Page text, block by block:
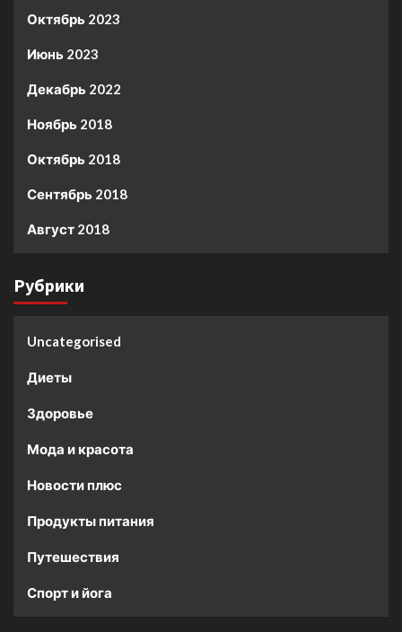
Октябрь 2023
Июнь 2023
Декабрь 2022
Ноябрь 2018
Октябрь 2018
Сентябрь 2018
Август 2018
Рубрики
Uncategorised
Диеты
Здоровье
Мода и красота
Новости плюс
Продукты питания
Путешествия
Спорт и йога